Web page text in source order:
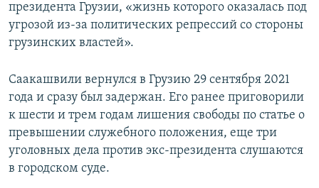
президента Грузии, «жизнь которого оказалась под
угрозой из-за политических репрессий со стороны
грузинских властей».
Саакашвили вернулся в Грузию 29 сентября 2021
года и сразу был задержан. Его ранее приговорили
к шести и трем годам лишения свободы по статье о
превышении служебного положения, еще три
уголовных дела против экс-президента слушаются
в городском суде.